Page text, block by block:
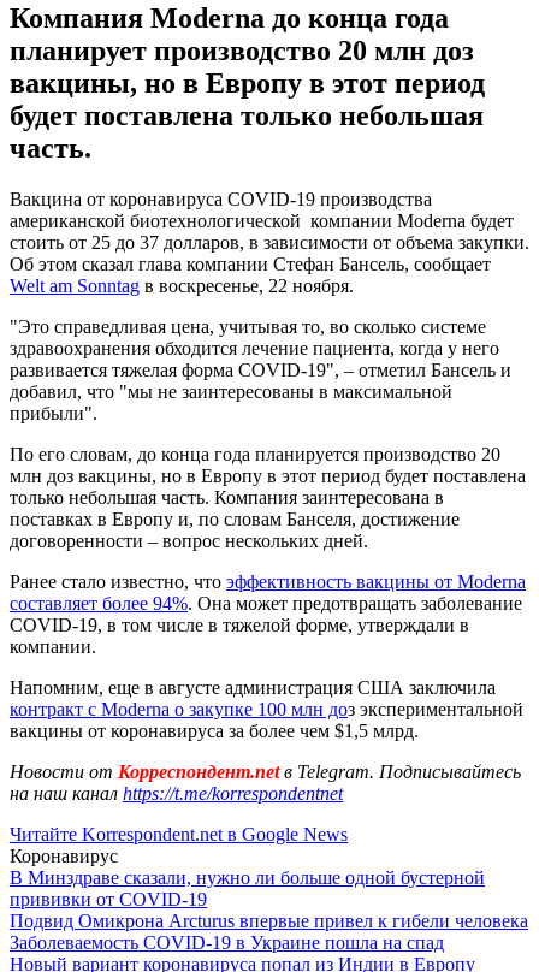
Компания Moderna до конца года
планирует производство 20 млн доз
вакцины, но в Европу в этот период
будет поставлена только небольшая
часть.
Вакцина от коронавируса COVID-19 производства
американской биотехнологической компании Moderna будет
стоить от 25 до 37 долларов, в зависимости от объема закупки.
Об этом сказал глава компании Стефан Бансель, сообщает
Welt am Sonntag в воскресенье, 22 ноября.
"Это справедливая цена, учитывая то, во сколько системе
здравоохранения обходится лечение пациента, когда у него
развивается тяжелая форма COVID-19", – отметил Бансель и
добавил, что "мы не заинтересованы в максимальной
прибыли".
По его словам, до конца года планируется производство 20
млн доз вакцины, но в Европу в этот период будет поставлена
только небольшая часть. Компания заинтересована в
поставках в Европу и, по словам Банселя, достижение
договоренности – вопрос нескольких дней.
Ранее стало известно, что эффективность вакцины от Moderna
составляет более 94%. Она может предотвращать заболевание
COVID-19, в том числе в тяжелой форме, утверждали в
компании.
Напомним, еще в августе администрация США заключила
контракт с Moderna о закупке 100 млн доз экспериментальной
вакцины от коронавируса за более чем $1,5 млрд.
Новости от Корреспондент.netв Telegram. Подписывайтесь
на наш канал https://t.me/korrespondentnet
Читайте Korrespondent.net в Google News
Коронавирус
В Минздраве сказали, нужно ли больше одной бустерной
прививки от COVID-19
Подвид Омикрона Arcturus впервые привел к гибели человека
Заболеваемость COVID-19 в Украине пошла на спад
Новый вариант коронавируса попал из Индии в Европу